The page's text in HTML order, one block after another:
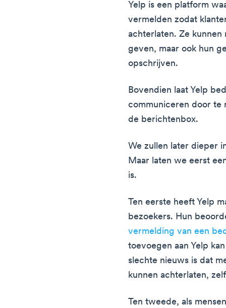
Yelp is een platform
vermelden zodat
achterlaten. Ze
geven, maar ook hun
opschrijven.
Bovendien laat Yelp
communiceren door te
de berichtenbox.
We zullen later dieper
Maar laten we eerst
is.
Ten eerste heeft Yelp
bezoekers. Hun
vermelding van een
toevoegen aan Yelp
slechte nieuws is dat
kunnen achterlaten,
Ten tweede, als